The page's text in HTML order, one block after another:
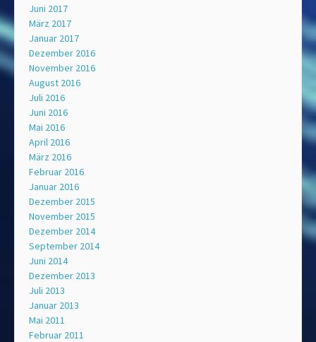
Juni 2017
März 2017
Januar 2017
Dezember 2016
November 2016
August 2016
Juli 2016
Juni 2016
Mai 2016
April 2016
März 2016
Februar 2016
Januar 2016
Dezember 2015
November 2015
Dezember 2014
September 2014
Juni 2014
Dezember 2013
Juli 2013
Januar 2013
Mai 2011
Februar 2011